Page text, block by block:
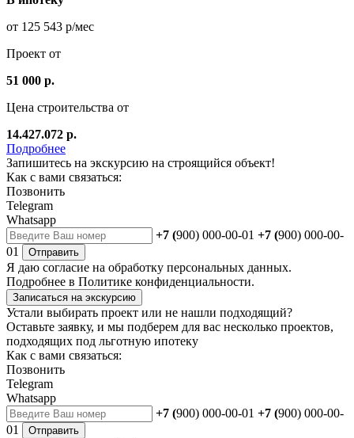
от 125 543 р/мес
Проект от
51 000 р.
Цена строительства от
14.427.072 р.
Подробнее
Запишитесь на экскурсию на строящийся объект!
Как с вами связаться:
Позвонить
Telegram
Whatsapp
+7 (900) 000-00-01 +7 (900) 000-00-
01
Отправить
Я даю согласие на обработку персональных данных.
Подробнее в Политике конфиденциальности.
Записаться на экскурсию
Устали выбирать проект или не нашли подходящий?
Оставьте заявку, и мы подберем для вас несколько проектов,
подходящих под льготную ипотеку
Как с вами связаться:
Позвонить
Telegram
Whatsapp
+7 (900) 000-00-01 +7 (900) 000-00-
01
Отправить